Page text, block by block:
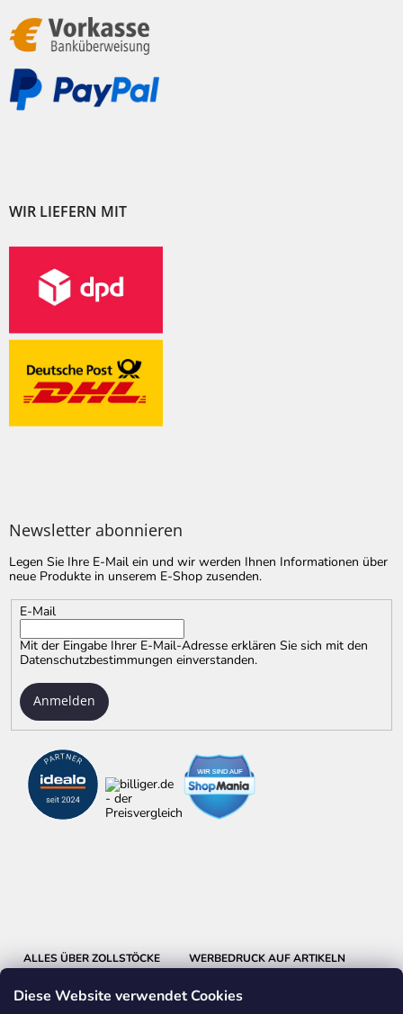
Diese Website verwendet Cookies
WIR LIEFERN MIT
Newsletter abonnieren
Legen Sie Ihre E-Mail ein und wir werden Ihnen Informationen über
neue Produkte in unserem E-Shop zusenden.
E-Mail
Mit der Eingabe Ihrer E-Mail-Adresse erklären Sie sich mit den
Datenschutzbestimmungen einverstanden.
Anmelden
ALLES ÜBER ZOLLSTÖCKE WERBEDRUCK AUF ARTIKELN